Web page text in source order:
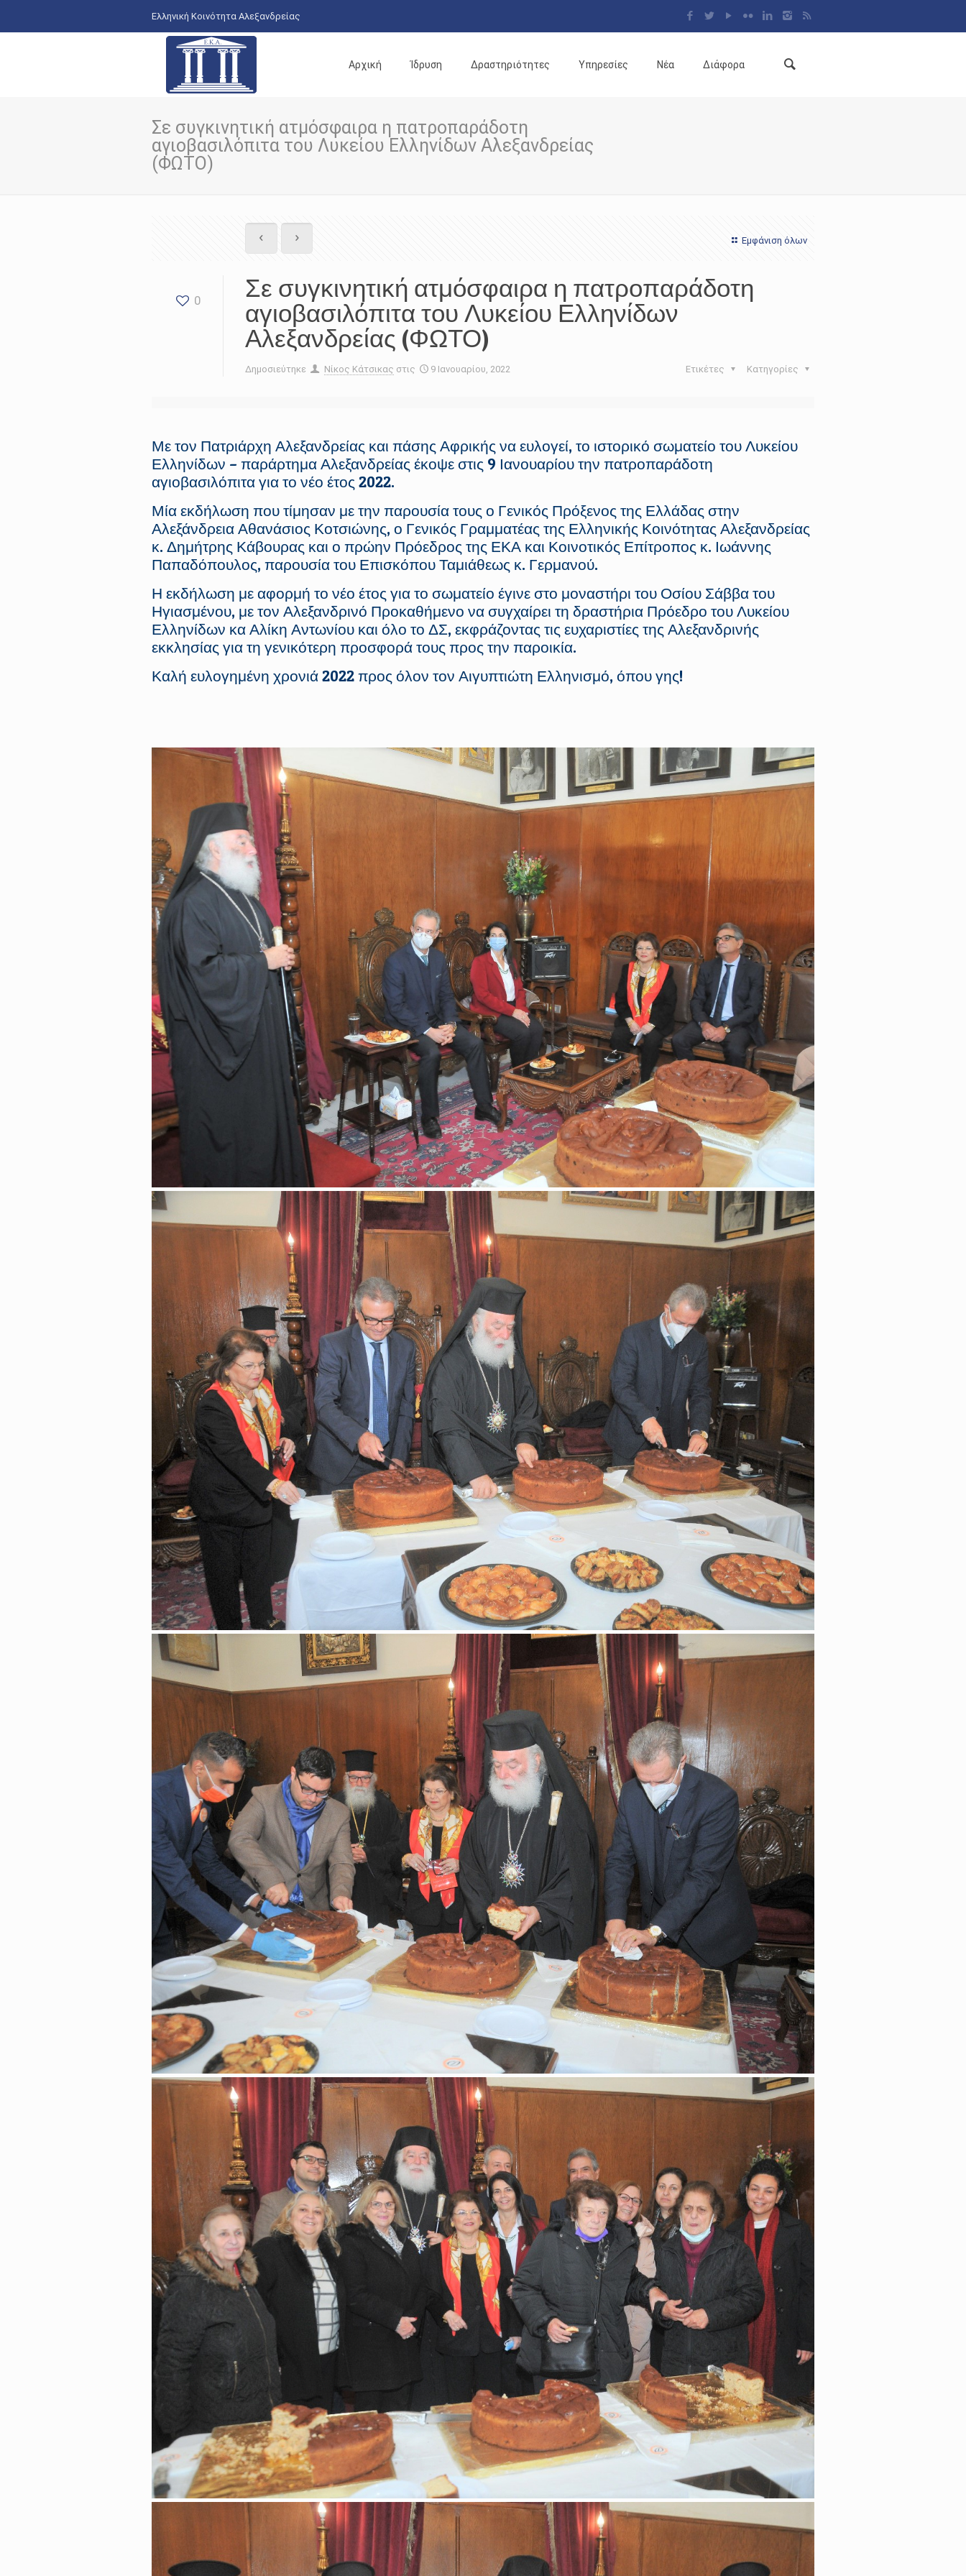
Ελληνική Κοινότητα Αλεξανδρείας
Αρχική Ίδρυση Δραστηριότητες Υπηρεσίες Νέα Διάφορα
Σε συγκινητική ατμόσφαιρα η πατροπαράδοτη
αγιοβασιλόπιτα του Λυκείου Ελληνίδων Αλεξανδρείας
(ΦΩΤΟ)
Εμφάνιση όλων
0
Σε συγκινητική ατμόσφαιρα η πατροπαράδοτη
αγιοβασιλόπιτα του Λυκείου Ελληνίδων
Αλεξανδρείας (ΦΩΤΟ)
Δημοσιεύτηκε Νίκος Κάτσικας στις 9 Ιανουαρίου, 2022 Κατηγορίες
Ετικέτες
Με τον Πατριάρχη Αλεξανδρείας και πάσης Αφρικής να ευλογεί, το ιστορικό σωματείο του Λυκείου
Ελληνίδων – παράρτημα Αλεξανδρείας έκοψε στις 9 Ιανουαρίου την πατροπαράδοτη
αγιοβασιλόπιτα για το νέο έτος 2022.
Μία εκδήλωση που τίμησαν με την παρουσία τους ο Γενικός Πρόξενος της Ελλάδας στην
Αλεξάνδρεια Αθανάσιος Κοτσιώνης, ο Γενικός Γραμματέας της Ελληνικής Κοινότητας Αλεξανδρείας
κ. Δημήτρης Κάβουρας και ο πρώην Πρόεδρος της ΕΚΑ και Κοινοτικός Επίτροπος κ. Ιωάννης
Παπαδόπουλος, παρουσία του Επισκόπου Ταμιάθεως κ. Γερμανού.
Η εκδήλωση με αφορμή το νέο έτος για το σωματείο έγινε στο μοναστήρι του Οσίου Σάββα του
Ηγιασμένου, με τον Αλεξανδρινό Προκαθήμενο να συγχαίρει τη δραστήρια Πρόεδρο του Λυκείου
Ελληνίδων κα Αλίκη Αντωνίου και όλο το ΔΣ, εκφράζοντας τις ευχαριστίες της Αλεξανδρινής
εκκλησίας για τη γενικότερη προσφορά τους προς την παροικία.
Καλή ευλογημένη χρονιά 2022 προς όλον τον Αιγυπτιώτη Ελληνισμό, όπου γης!